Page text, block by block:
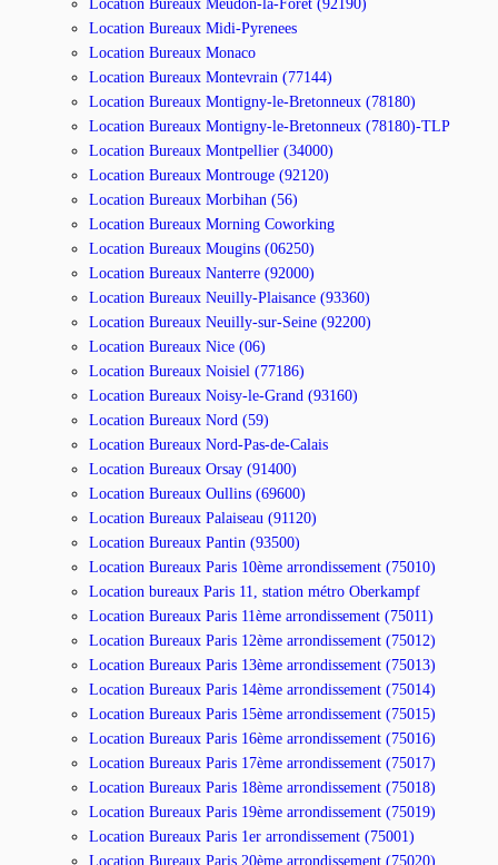
Location Bureaux Meudon-la-Forêt (92190)
Location Bureaux Midi-Pyrenees
Location Bureaux Monaco
Location Bureaux Montevrain (77144)
Location Bureaux Montigny-le-Bretonneux (78180)
Location Bureaux Montigny-le-Bretonneux (78180)-TLP
Location Bureaux Montpellier (34000)
Location Bureaux Montrouge (92120)
Location Bureaux Morbihan (56)
Location Bureaux Morning Coworking
Location Bureaux Mougins (06250)
Location Bureaux Nanterre (92000)
Location Bureaux Neuilly-Plaisance (93360)
Location Bureaux Neuilly-sur-Seine (92200)
Location Bureaux Nice (06)
Location Bureaux Noisiel (77186)
Location Bureaux Noisy-le-Grand (93160)
Location Bureaux Nord (59)
Location Bureaux Nord-Pas-de-Calais
Location Bureaux Orsay (91400)
Location Bureaux Oullins (69600)
Location Bureaux Palaiseau (91120)
Location Bureaux Pantin (93500)
Location Bureaux Paris 10ème arrondissement (75010)
Location bureaux Paris 11, station métro Oberkampf
Location Bureaux Paris 11ème arrondissement (75011)
Location Bureaux Paris 12ème arrondissement (75012)
Location Bureaux Paris 13ème arrondissement (75013)
Location Bureaux Paris 14ème arrondissement (75014)
Location Bureaux Paris 15ème arrondissement (75015)
Location Bureaux Paris 16ème arrondissement (75016)
Location Bureaux Paris 17ème arrondissement (75017)
Location Bureaux Paris 18ème arrondissement (75018)
Location Bureaux Paris 19ème arrondissement (75019)
Location Bureaux Paris 1er arrondissement (75001)
Location Bureaux Paris 20ème arrondissement (75020)